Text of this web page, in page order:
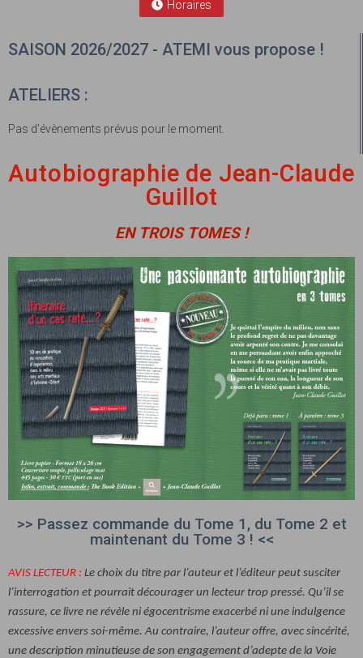
Horaires
SAISON 2026/2027 - ATEMI vous propose !
ATELIERS :
Pas d'évènements prévus pour le moment.
Autobiographie de Jean-Claude
Guillot
EN TROIS TOMES !
>> Passez commande du Tome 1, du Tome 2 et
maintenant du Tome 3 ! <<
AVIS LECTEUR : Le choix du titre par l’auteur et l’éditeur peut susciter
l’interrogation et pourrait décourager un lecteur trop pressé. Qu’il se
rassure, ce livre ne révèle ni égocentrisme exacerbé ni une indulgence
excessive envers soi-même. Au contraire, l’auteur offre, avec sincérité,
une description minutieuse de son engagement d’adepte de la Voie